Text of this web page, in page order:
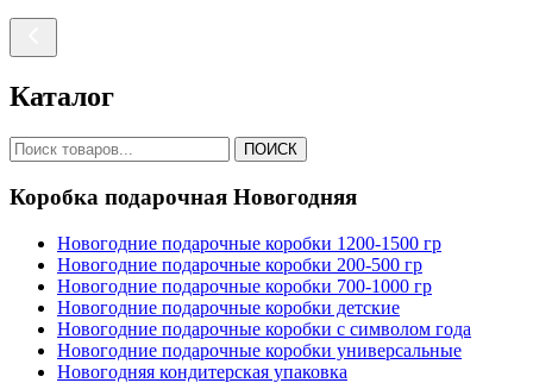
Каталог
ПОИСК
Коробка подарочная Новогодняя
Новогодние подарочные коробки 1200-1500 гр
Новогодние подарочные коробки 200-500 гр
Новогодние подарочные коробки 700-1000 гр
Новогодние подарочные коробки детские
Новогодние подарочные коробки с символом года
Новогодние подарочные коробки универсальные
Новогодняя кондитерская упаковка